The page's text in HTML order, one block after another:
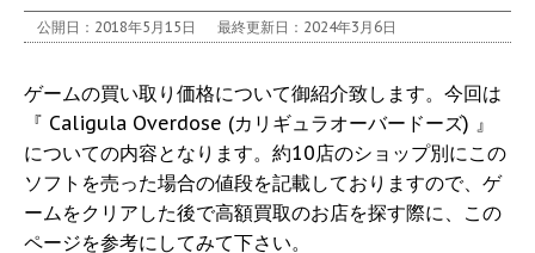
公開日：2018年5月15日 最終更新日：2024年3月6日
ゲームの買い取り価格について御紹介致します。今回は
『 Caligula Overdose (カリギュラオーバードーズ) 』
についての内容となります。約10店のショップ別にこの
ソフトを売った場合の値段を記載しておりますので、ゲ
ームをクリアした後で高額買取のお店を探す際に、この
ページを参考にしてみて下さい。